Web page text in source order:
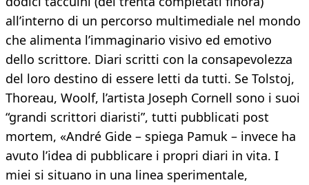
all’interno di un percorso multimediale nel mondo
che alimenta l’immaginario visivo ed emotivo
dello scrittore. Diari scritti con la consapevolezza
del loro destino di essere letti da tutti. Se Tolstoj,
Thoreau, Woolf, l’artista Joseph Cornell sono i suoi
“grandi scrittori diaristi”, tutti pubblicati post
mortem, «André Gide – spiega Pamuk – invece ha
avuto l’idea di pubblicare i propri diari in vita. I
miei si situano in una linea sperimentale,